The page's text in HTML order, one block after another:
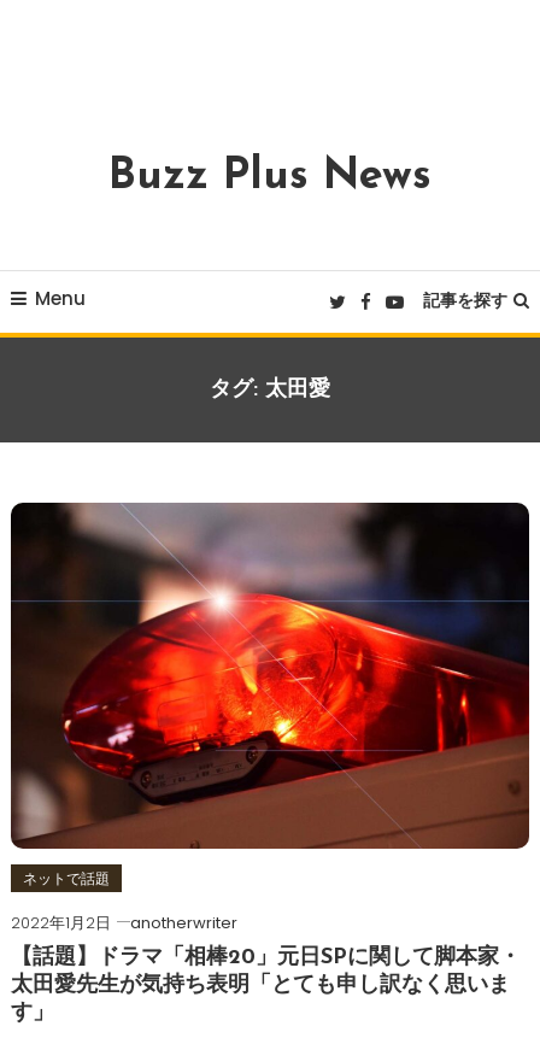
Buzz Plus News
Menu 記事を探す
タグ: 太田愛
ネットで話題
2022年1月2日
anotherwriter
【話題】ドラマ「相棒20」元日SPに関して脚本家・
太田愛先生が気持ち表明「とても申し訳なく思いま
す」